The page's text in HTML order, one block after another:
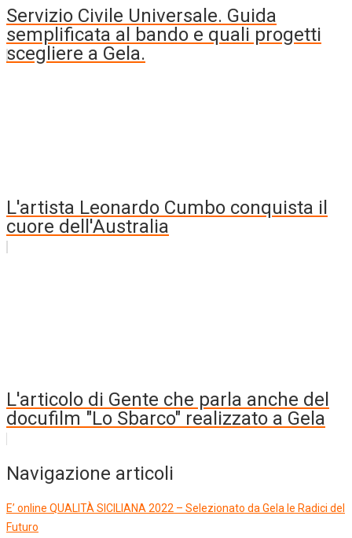
Servizio Civile Universale. Guida
semplificata al bando e quali progetti
scegliere a Gela.
L'artista Leonardo Cumbo conquista il
cuore dell'Australia
L'articolo di Gente che parla anche del
docufilm "Lo Sbarco" realizzato a Gela
Navigazione articoli
E’ online QUALITÀ SICILIANA 2022 – Selezionato da Gela le Radici del
Futuro